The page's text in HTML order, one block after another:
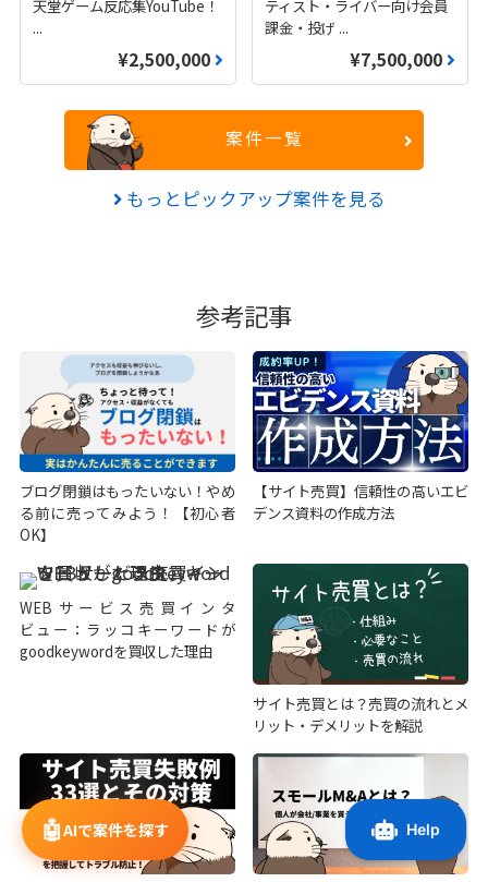
天堂ゲーム反応集YouTube！
...
¥2,500,000
ティスト・ライバー向け会員
課金・投げ ...
¥7,500,000
案件一覧
もっとピックアップ案件を見る
参考記事
ブログ閉鎖はもったいない！やめ
る前に売ってみよう！【初心者
OK】
【サイト売買】信頼性の高いエビ
デンス資料の作成方法
WEBサービス売買インタ
ビュー：ラッコキーワードが
goodkeywordを買収した理由
サイト売買とは？売買の流れとメ
リット・デメリットを解説
🤖AIで案件を探す